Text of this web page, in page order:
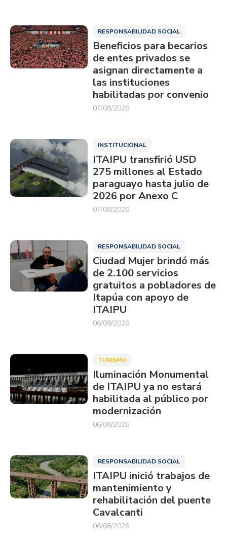
RESPONSABILIDAD SOCIAL
Beneficios para becarios
de entes privados se
asignan directamente a
las instituciones
habilitadas por convenio
07/08/2026
INSTITUCIONAL
ITAIPU transfirió USD
275 millones al Estado
paraguayo hasta julio de
2026 por Anexo C
07/08/2026
RESPONSABILIDAD SOCIAL
Ciudad Mujer brindó más
de 2.100 servicios
gratuitos a pobladores de
Itapúa con apoyo de
ITAIPU
06/08/2026
TURISMO
Iluminación Monumental
de ITAIPU ya no estará
habilitada al público por
modernización
06/08/2026
RESPONSABILIDAD SOCIAL
ITAIPU inició trabajos de
mantenimiento y
rehabilitación del puente
Cavalcanti
06/08/2026